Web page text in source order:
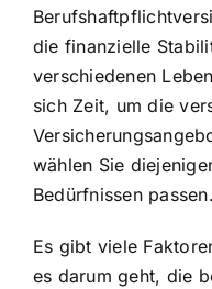
die finanzielle
verschiedenen
sich Zeit, um die
wählen Sie
Bedürfnissen passen.
Es gibt viele
es darum geht, die